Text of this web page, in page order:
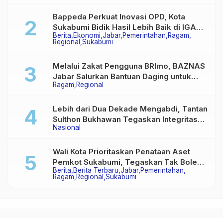
Berita Ekonomi Jabar Pemerintahan Ragam
Regional Sukabumi
Bappeda Perkuat Inovasi OPD, Kota
Sukabumi Bidik Hasil Lebih Baik di IGA
2026
Ragam Regional
Melalui Zakat Pengguna BRImo, BAZNAS
Jabar Salurkan Bantuan Daging untuk
Masyarakat Desa Ciririp
Nasional
Lebih dari Dua Dekade Mengabdi, Tantan
Sulthon Bukhawan Tegaskan Integritas
Adalah Harga Mati Wartawan
Berita Berita Terbaru Jabar Pemerintahan
Ragam Regional Sukabumi
Wali Kota Prioritaskan Penataan Aset
Pemkot Sukabumi, Tegaskan Tak Boleh
Ada Lagi Sengketa Lahan